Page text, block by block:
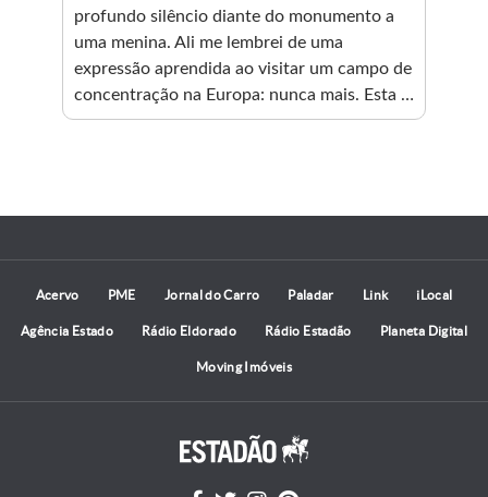
profundo silêncio diante do monumento a
uma menina. Ali me lembrei de uma
expressão aprendida ao visitar um campo de
concentração na Europa: nunca mais. Esta é
minha esperança: nunca mais.
Acervo PME Jornal do Carro Paladar Link iLocal
Agência Estado Rádio Eldorado Rádio Estadão Planeta Digital
Moving Imóveis